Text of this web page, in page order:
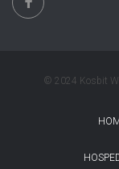
© 2024 Kosbit